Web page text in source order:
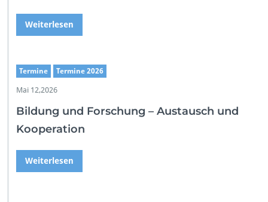
Weiterlesen
Termine Termine 2026
Mai 12,2026
Bildung und Forschung – Austausch und
Kooperation
Weiterlesen